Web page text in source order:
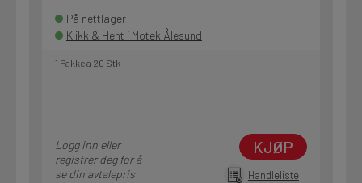
På nettlager
Klikk & Hent i Motek Ålesund
1 Pakke a 20 Stk
Logg inn eller
registrer deg for å
se din avtalepris
KJØP
Handleliste